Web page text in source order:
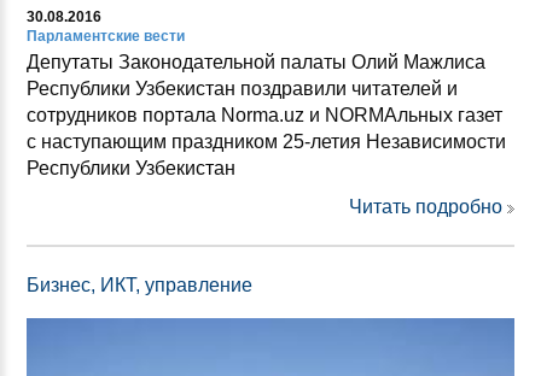
30.08.2016
Парламентские вести
Депутаты Законодательной палаты Олий Мажлиса
Республики Узбекистан поздравили читателей и
сотрудников портала Norma.uz и NORMAльных газет
с наступающим праздником 25-летия Независимости
Республики Узбекистан
Читать подробно
Бизнес, ИКТ, управление